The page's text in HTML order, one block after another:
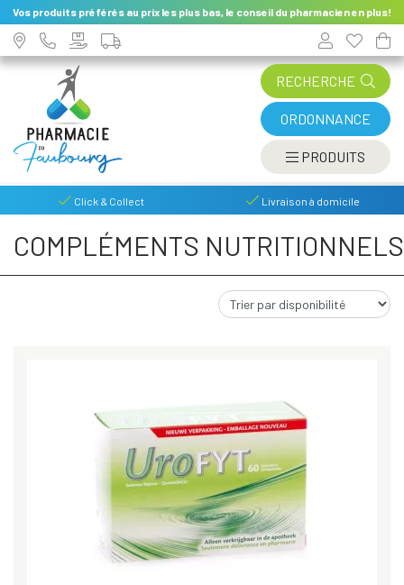
Vos produits préférés au prix les plus bas, le conseil du pharmacien en plus!
RECHERCHE
ORDONNANCE
PRODUITS
Click & Collect Livraison à domicile
COMPLÉMENTS NUTRITIONNELS